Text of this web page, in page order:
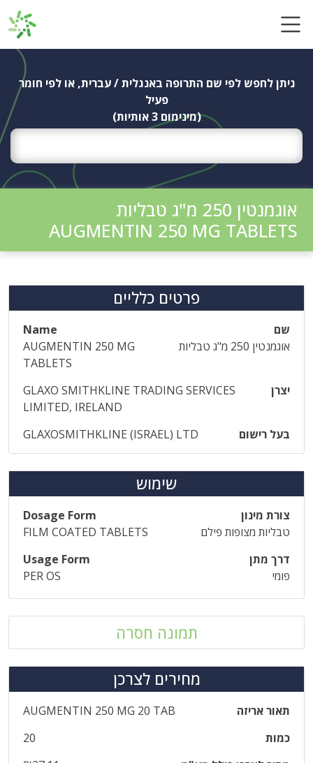
ניתן לחפש לפי שם התרופה באנגלית / עברית, או לפי חומר
פעיל
(מינימום 3 אותיות)
אוגמנטין 250 מ"ג טבליות
AUGMENTIN 250 MG TABLETS
פרטים כלליים
שם
Name
אוגמנטין 250 מ"ג טבליות
AUGMENTIN 250 MG
TABLETS
יצרן
GLAXO SMITHKLINE TRADING SERVICES
LIMITED, IRELAND
בעל רישום
GLAXOSMITHKLINE (ISRAEL) LTD
שימוש
צורת מינון
Dosage Form
טבליות מצופות פילם
FILM COATED TABLETS
דרך מתן
Usage Form
פומי
PER OS
תמונה חסרה
מחירים לצרכן
תאור אריזה
AUGMENTIN 250 MG 20 TAB
כמות
20